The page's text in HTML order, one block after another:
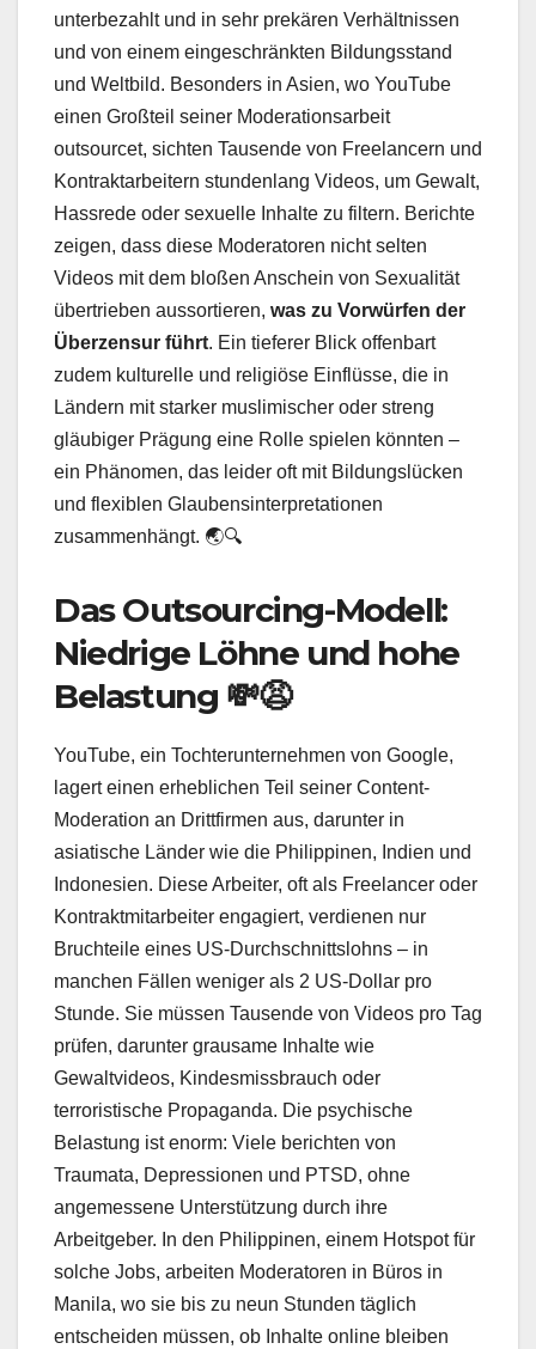
unterbezahlt und in sehr prekären Verhältnissen
und von einem eingeschränkten Bildungsstand
und Weltbild. Besonders in Asien, wo YouTube
einen Großteil seiner Moderationsarbeit
outsourcet, sichten Tausende von Freelancern und
Kontraktarbeitern stundenlang Videos, um Gewalt,
Hassrede oder sexuelle Inhalte zu filtern. Berichte
zeigen, dass diese Moderatoren nicht selten
Videos mit dem bloßen Anschein von Sexualität
übertrieben aussortieren, was zu Vorwürfen der
Überzensur führt. Ein tieferer Blick offenbart
zudem kulturelle und religiöse Einflüsse, die in
Ländern mit starker muslimischer oder streng
gläubiger Prägung eine Rolle spielen könnten –
ein Phänomen, das leider oft mit Bildungslücken
und flexiblen Glaubensinterpretationen
zusammenhängt. 🌏🔍
Das Outsourcing-Modell:
Niedrige Löhne und hohe
Belastung 💸😩
YouTube, ein Tochterunternehmen von Google,
lagert einen erheblichen Teil seiner Content-
Moderation an Drittfirmen aus, darunter in
asiatische Länder wie die Philippinen, Indien und
Indonesien. Diese Arbeiter, oft als Freelancer oder
Kontraktmitarbeiter engagiert, verdienen nur
Bruchteile eines US-Durchschnittslohns – in
manchen Fällen weniger als 2 US-Dollar pro
Stunde. Sie müssen Tausende von Videos pro Tag
prüfen, darunter grausame Inhalte wie
Gewaltvideos, Kindesmissbrauch oder
terroristische Propaganda. Die psychische
Belastung ist enorm: Viele berichten von
Traumata, Depressionen und PTSD, ohne
angemessene Unterstützung durch ihre
Arbeitgeber. In den Philippinen, einem Hotspot für
solche Jobs, arbeiten Moderatoren in Büros in
Manila, wo sie bis zu neun Stunden täglich
entscheiden müssen, ob Inhalte online bleiben